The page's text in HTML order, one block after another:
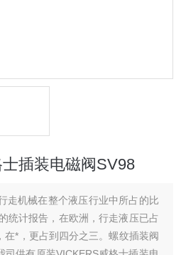
插装电磁阀SV98
走机械在整个液压行业中所占的比
统计报告，在欧洲，行走液压已占
在*，更占到四分之三。螺纹插装阀